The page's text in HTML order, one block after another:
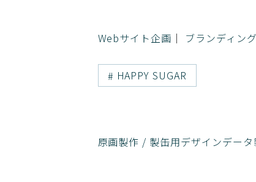
Webサイト企画 ブランディング
HAPPY SUGAR
原画製作 / 製缶用デザインデータ